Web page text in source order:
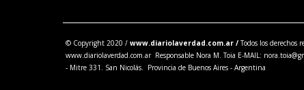
© Copyright 2020 / www.diariolaverdad.com.ar /Todos los derechos
www.diariolaverdad.com.ar Responsable Nora M. Toia E-MAIL:
- Mitre 331. San Nicolás. Provincia de Buenos Aires - Argentina